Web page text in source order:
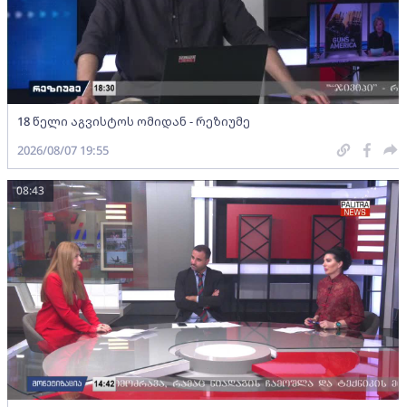
18 წელი აგვისტოს ომიდან - რეზიუმე
2026/08/07 19:55
08:43